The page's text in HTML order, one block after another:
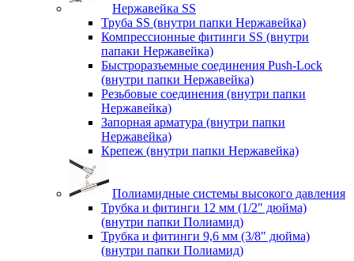
Нержавейка SS
Труба SS (внутри папки Нержавейка)
Компрессионные фитинги SS (внутри
папаки Нержавейка)
Быстроразъемные соединения Push-Lock
(внутри папки Нержавейка)
Резьбовые соединения (внутри папки
Нержавейка)
Запорная арматура (внутри папки
Нержавейка)
Крепеж (внутри папки Нержавейка)
Полиамидные системы высокого давления
Трубка и фитинги 12 мм (1/2" дюйма)
(внутри папки Полиамид)
Трубка и фитинги 9,6 мм (3/8" дюйма)
(внутри папки Полиамид)